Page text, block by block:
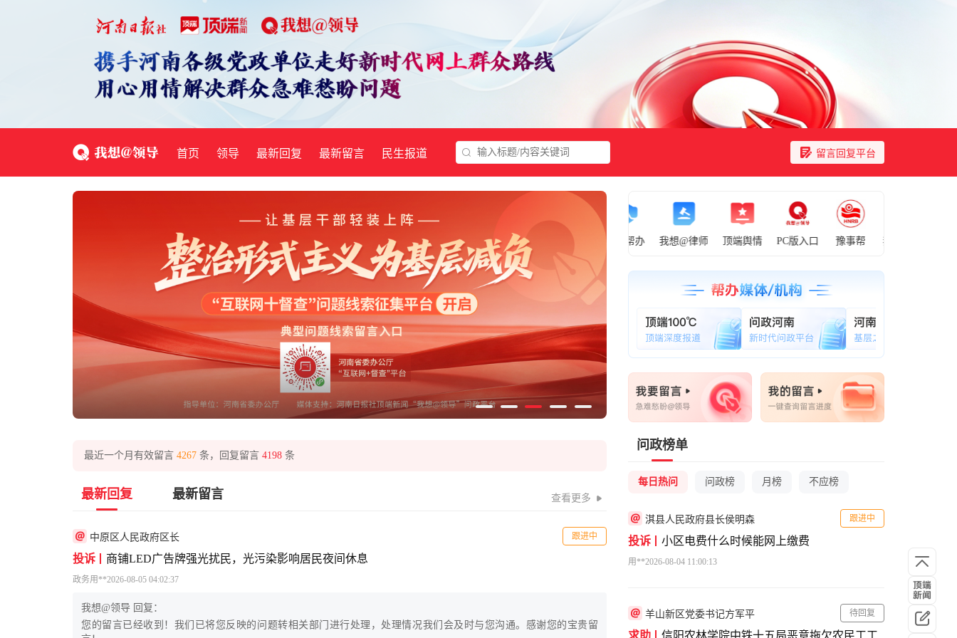
首页 领导 最新回复 最新留言 民生报道 留言回复平台
最近一个月有效留言 4267 条，回复留言 4198 条
最新回复 最新留言 查看更多
中原区人民政府区长 跟进中
投诉 商铺LED广告牌强光扰民，光污染影响居民夜间休息
政务用**2026-08-05 04:02:37
我想@领导 回复：
您的留言已经收到！我们已将您反映的问题转相关部门进行处理，处理情况我们会及时与您沟通。感谢您的宝贵留
豫事帮 我想@领导 顶端辟谣 举报入口 @政协委员 营商帮办 我想@律师 顶端舆情 PC版入口 豫事帮 我想@领导
问政榜单
每日热问 问政榜 月榜 不应榜
淇县人民政府县长侯明森 跟进中
投诉 小区电费什么时候能网上缴费
用**2026-08-04 11:00:13
羊山新区党委书记方军平 待回复
求助 信阳农林学院中铁十五局恶意拖欠农民工工